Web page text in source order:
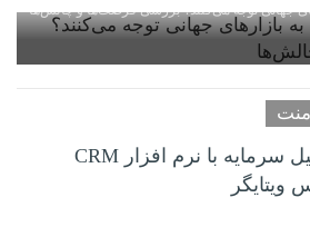
جهانی توجه می‌کنند؟ بررسی فرصت‌ها و چالش‌ها
تحلیل سرمایه با نرم افزار CRM
ویتایگر